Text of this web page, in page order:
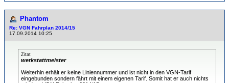
Phantom
Re: VGN Fahrplan 2014/15
17.09.2014 10:25
Zitat
werkstattmeister
Weiterhin erhält er keine Liniennummer und ist nicht in den VGN-Tarif
eingebunden sondern fährt mit einem eigenen Tarif. Somit hat er auch nichts